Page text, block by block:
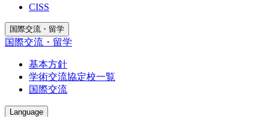
CISS
国際交流・留学
国際交流・留学
基本方針
学術交流協定校一覧
国際交流
Language